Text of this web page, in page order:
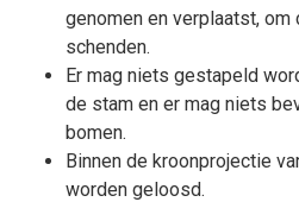
genomen en verplaatst,
schenden.
Er mag niets gestapeld
de stam en er mag niets
bomen.
Binnen de kroonprojectie
worden geloosd.